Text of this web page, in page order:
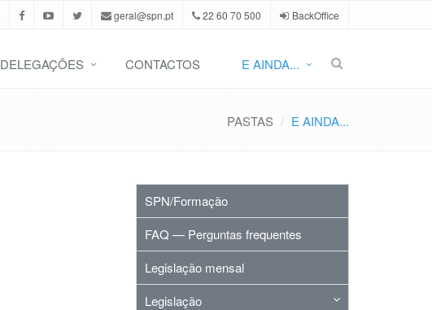
geral@spn.pt 22 60 70 500 BackOffice
DELEGAÇÕES CONTACTOS E AINDA...
PASTAS E AINDA...
SPN/Formação
FAQ — Perguntas frequentes
Legislação mensal
Legislação